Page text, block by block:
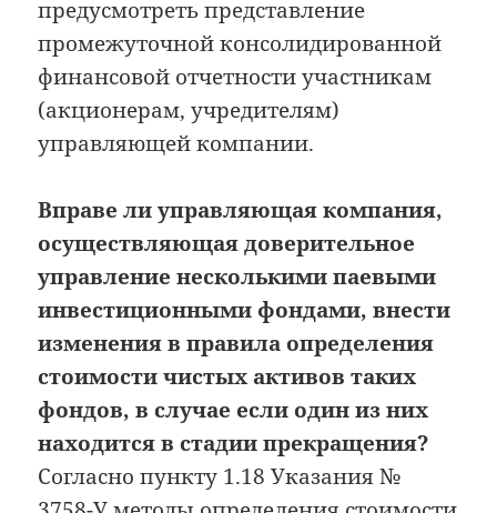
предусмотреть представление
промежуточной консолидированной
финансовой отчетности участникам
(акционерам, учредителям)
управляющей компании.
Вправе ли управляющая компания,
осуществляющая доверительное
управление несколькими паевыми
инвестиционными фондами, внести
изменения в правила определения
стоимости чистых активов таких
фондов, в случае если один из них
находится в стадии прекращения?
Согласно пункту 1.18 Указания №